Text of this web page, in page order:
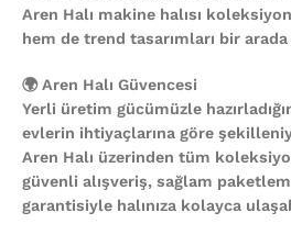
Aren Halı makine halısı
hem de trend tasarımları bir
🌍 Aren Halı Güvencesi
Yerli üretim gücümüzle
evlerin ihtiyaçlarına göre
Aren Halı üzerinden tüm
güvenli alışveriş, sağlam
garantisiyle halınıza kolayca